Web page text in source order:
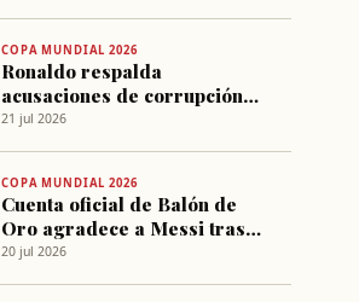
COPA MUNDIAL 2026
Ronaldo respalda
acusaciones de corrupción
contra Messi y la FIFA tras
21 jul 2026
COPA MUNDIAL 2026
Cuenta oficial de Balón de
Oro agradece a Messi tras
Mundial
20 jul 2026